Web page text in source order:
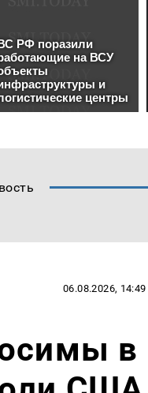
06.08.2026, 14:49
в